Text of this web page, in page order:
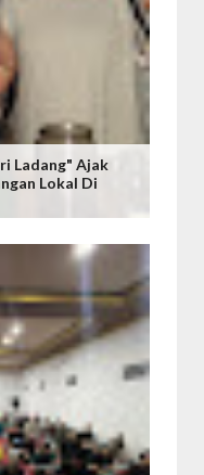
Ladang" Ajak
Lokal Di